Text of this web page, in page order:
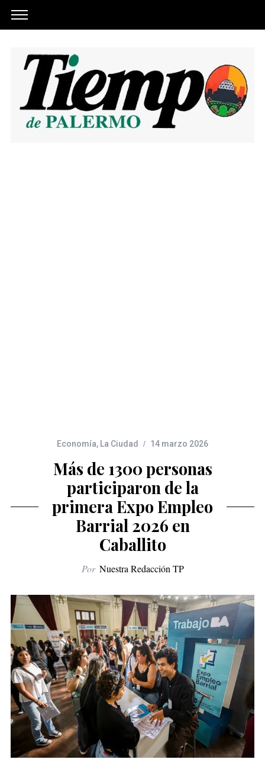
Economía, La Ciudad 14 marzo 2026
Más de 1300 personas
participaron de la
primera Expo Empleo
Barrial 2026 en
Caballito
Por Nuestra Redacción TP